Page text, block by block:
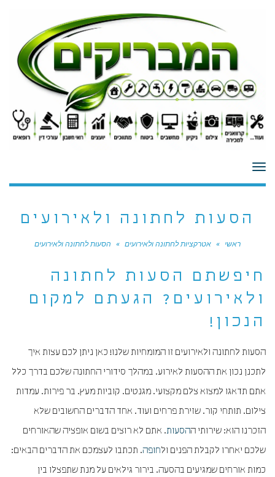
תפריט
הסעות לחתונה ולאירועים
ראשי » אטרקציות לחתונה ולאירועים » הסעות לחתונה ולאירועים
חיפשתם הסעות לחתונה
ולאירועים? הגעתם למקום
הנכון!
הסעות לחתונה ולאירועים זו המומחיות שלנו! כאן ניתן לכם עצות איך
לתכנן נכון את ההסעות לאירוע. במהלך סידורי החתונה שלכם בדרך כלל
אתם תדאגו למצוא צלם מקצועי. מגנטים. קוביות מעץ. בר פירות. עמדות
צילום. תותחי קור. שזירת פרחים ועוד. אחד הדברים החשובים שלא
הזכרנו הוא: שירותי ההסעות. אתם לא רוצים בשום אופציה שהאורחים
שלכם יאחרו לקבלת הפנים ולחופה. תכתבו לעצמכם את הדברים הבאים:
כמות אורחים שמגיעים בהסעה. בירור גילאים על מנת שתפצלו בין